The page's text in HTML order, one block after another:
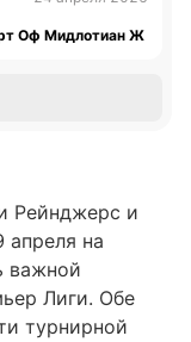
Оф Мидлотиан Ж
Рейнджерс и
апреля на
важной
Лиги. Обе
турнирной